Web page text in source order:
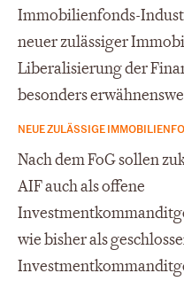
Immobilienfonds-
neuer zulässiger
Liberalisierung der
besonders
NEUE ZULÄSSIGE
Nach dem FoG sollen
AIF auch als offene
wie bisher als